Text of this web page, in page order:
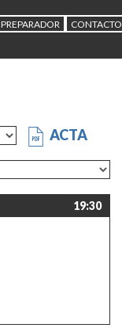
PREPARADOR CONTACTO
ACTA
19:30